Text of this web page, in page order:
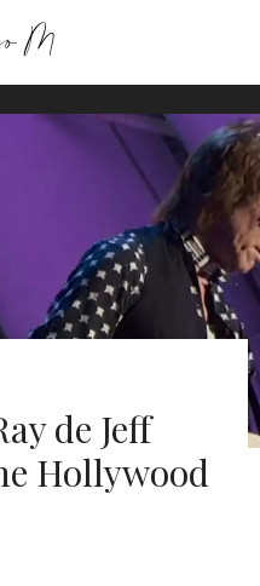
de Jeff
Hollywood